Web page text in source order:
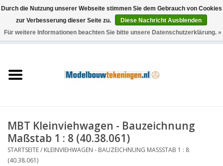
0 Artikel - €0,00
Schiffe
Holzbau
Landschaft
MBT Kleinviehwagen - Bauzeichnung
Maßstab 1 : 8 (40.38.061)
STARTSEITE/ KLEINVIEHWAGEN - BAUZEICHNUNG MASSSTAB 1 : 8 (
40.38.061)
Durch die Nutzung unserer Webseite stimmen Sie dem Gebrauch von Cookies
zur Verbesserung dieser Seite zu.
Diese Nachricht Ausblenden
Für weitere Informationen beachten Sie bitte unsere Datenschutzerklärung. »